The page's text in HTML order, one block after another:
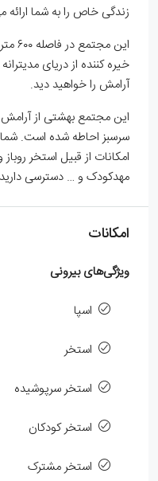
زندگی خاص را به شما
این
خیره کننده از دریای
آرامش را خواهید دید.
این مجتمع بهشتی از
سرسبز احاطه شده است.
امکانات از قبیل استخر
مهدکودک و … دسترسی
امکانات
ویژگی‌های بیرونی
اسپا
استخر
استخر سرپوشیده
استخر کودکان
استخر مشترک